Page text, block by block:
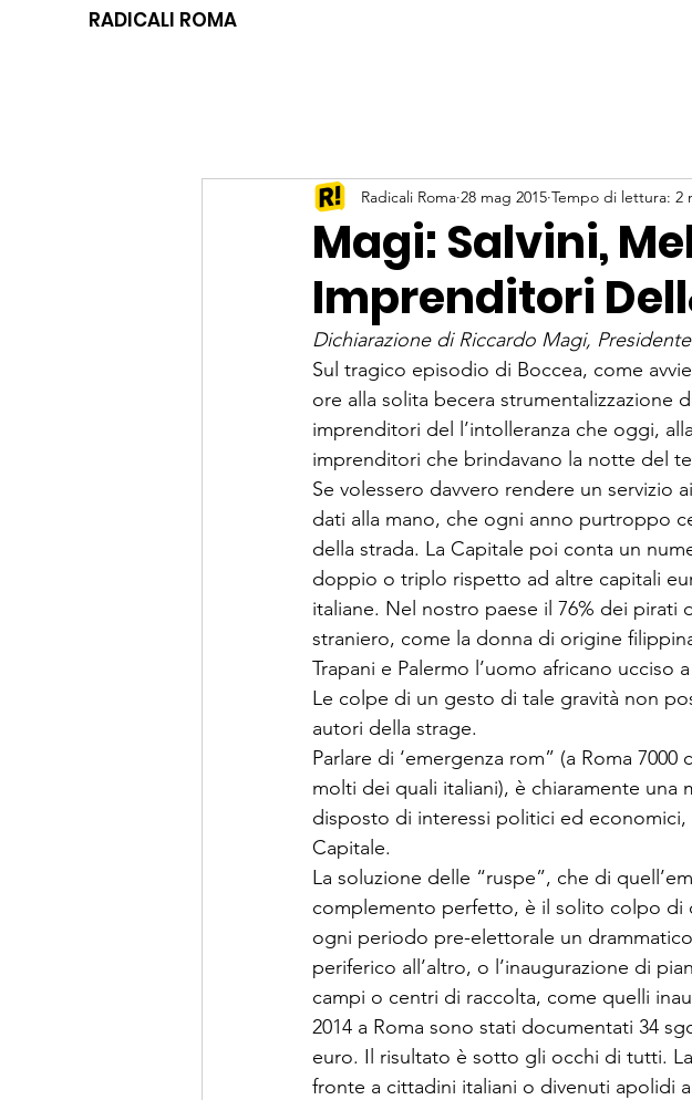
RADICALI ROMA
Magi: Salvini,
Imprenditori
Radicali Roma 28 mag 2015 Tempo di lettura: 2
Dichiarazione di Riccardo Magi,
Sul tragico episodio di Boccea, come
ore alla solita becera strumentalizzazione
imprenditori del l’intolleranza che oggi,
imprenditori che brindavano la notte del
Se volessero davvero rendere un
dati alla mano, che ogni anno purtroppo
della strada. La Capitale poi conta un
doppio o triplo rispetto ad altre capitali
italiane. Nel nostro paese il 76% dei pirati
straniero, come la donna di origine
Trapani e Palermo l’uomo africano ucciso
Le colpe di un gesto di tale gravità non
autori della strage.
Parlare di ‘emergenza rom” (a Roma
molti dei quali italiani), è chiaramente
disposto di interessi politici ed economici,
Capitale.
La soluzione delle “ruspe”, che di
complemento perfetto, è il solito colpo di
ogni periodo pre-elettorale un
periferico all’altro, o l’inaugurazione di
campi o centri di raccolta, come quelli
2014 a Roma sono stati documentati 34
euro. Il risultato è sotto gli occhi di tutti.
fronte a cittadini italiani o divenuti apolidi